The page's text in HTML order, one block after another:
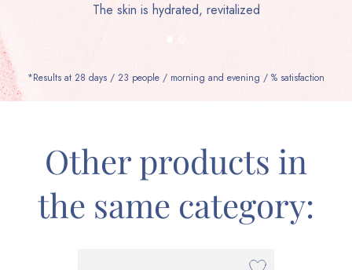
The skin is hydrated, revitalized
*Results at 28 days / 23 people / morning and evening / % satisfaction
Other products in
the same category: